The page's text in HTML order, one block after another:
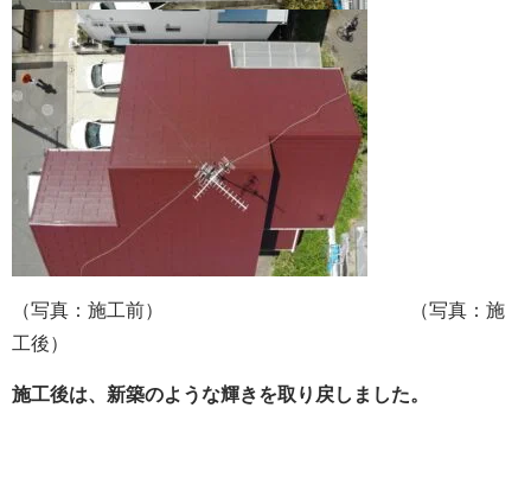
（写真：施工前） （写真：施
工後）
施工後は、新築のような輝きを取り戻しました。